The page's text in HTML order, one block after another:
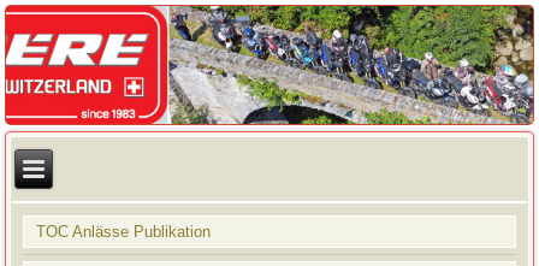
TOC Anlässe Publikation